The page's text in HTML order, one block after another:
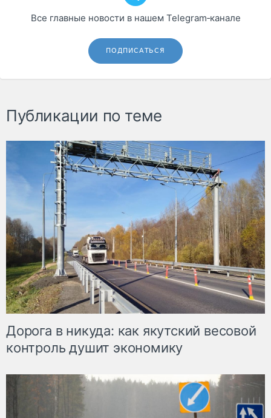
Все главные новости в нашем Telegram‑канале
ПОДПИСАТЬСЯ
Публикации по теме
Дорога в никуда: как якутский весовой
контроль душит экономику